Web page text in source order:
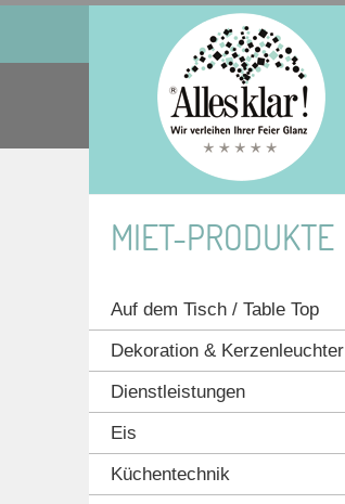
MIET-PRODUKTE
Auf dem Tisch / Table Top
Dekoration & Kerzenleuchter
Dienstleistungen
Eis
Küchentechnik